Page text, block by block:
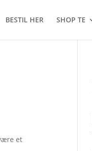
BESTIL HER SHOP TE
et